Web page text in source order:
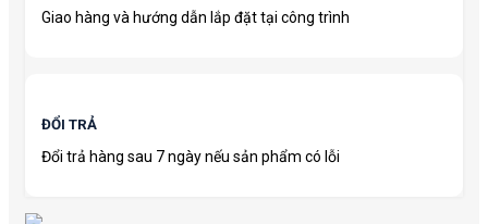
Giao hàng và hướng dẫn lắp đặt tại công trình
ĐỔI TRẢ
Đổi trả hàng sau 7 ngày nếu sản phẩm có lỗi